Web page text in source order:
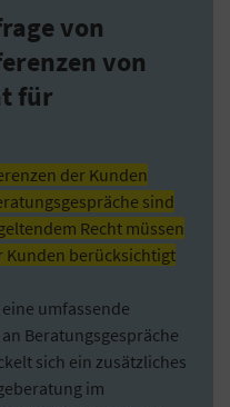
von
von
für
der Kunden
sind
Recht müssen
Kunden berücksichtigt
umfassende
Beratungsgespräche
sich ein zusätzliches
im